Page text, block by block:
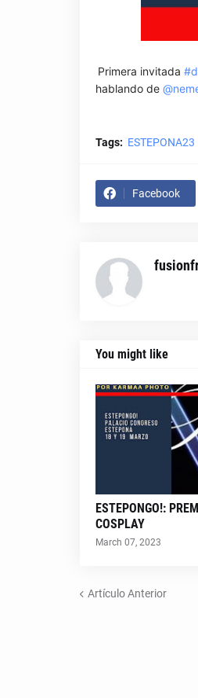
Primera invitada
hablando de
Tags: ESTEPONA23
Facebook
You might like
ESTEPONGO!:
COSPLAY
March 07, 2023
Artículo Anterior